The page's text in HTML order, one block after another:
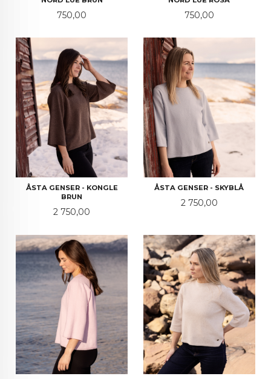
Pris
750,00 Pris
750,00
ÅSTA GENSER - KONGLE
BRUN
Pris
2 750,00
ÅSTA GENSER - SKYBLÅ
Pris
2 750,00